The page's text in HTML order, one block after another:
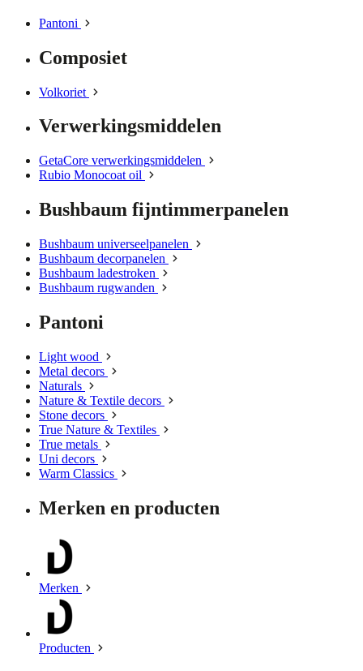
Pantoni
Composiet
Volkoriet
Verwerkingsmiddelen
GetaCore verwerkingsmiddelen
Rubio Monocoat oil
Bushbaum fijntimmerpanelen
Bushbaum universeelpanelen
Bushbaum decorpanelen
Bushbaum ladestroken
Bushbaum rugwanden
Pantoni
Light wood
Metal decors
Naturals
Nature & Textile decors
Stone decors
True Nature & Textiles
True metals
Uni decors
Warm Classics
Merken en producten
Merken
Producten